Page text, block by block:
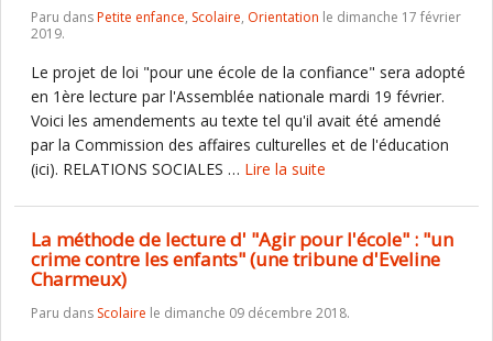
Paru dansPetite enfance, Scolaire, Orientation le dimanche 17 février
2019.
Le projet de loi "pour une école de la confiance" sera adopté
en 1ère lecture par l'Assemblée nationale mardi 19 février.
Voici les amendements au texte tel qu'il avait été amendé
par la Commission des affaires culturelles et de l'éducation
(ici). RELATIONS SOCIALES … Lire la suite
La méthode de lecture d' "Agir pour l'école" : "un
crime contre les enfants" (une tribune d'Eveline
Charmeux)
Paru dans Scolaire le dimanche 09 décembre 2018.